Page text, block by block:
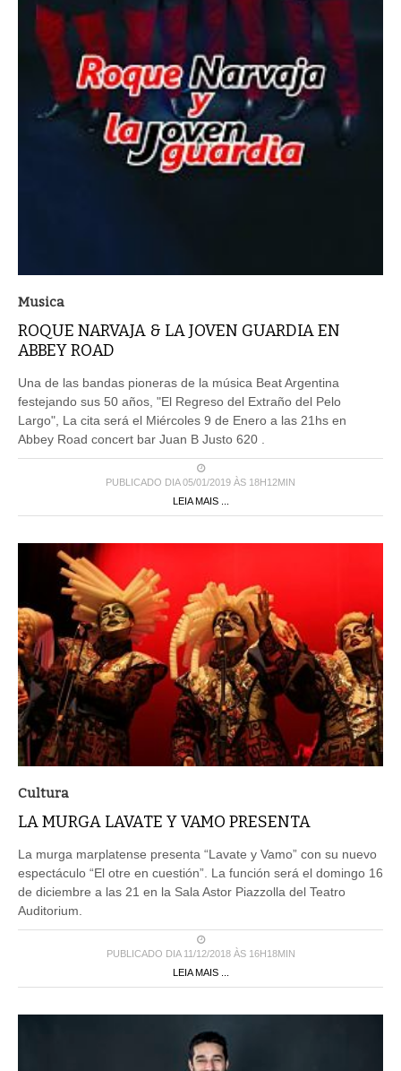
Musica
ROQUE NARVAJA & LA JOVEN GUARDIA EN
ABBEY ROAD
Una de las bandas pioneras de la música Beat Argentina
festejando sus 50 años, "El Regreso del Extraño del Pelo
Largo", La cita será el Miércoles 9 de Enero a las 21hs en
Abbey Road concert bar Juan B Justo 620 .
PUBLICADO DIA 05/01/2019 ÀS 18H12MIN
LEIA MAIS ...
Cultura
LA MURGA LAVATE Y VAMO PRESENTA
La murga marplatense presenta “Lavate y Vamo” con su nuevo
espectáculo “El otre en cuestión”. La función será el domingo 16
de diciembre a las 21 en la Sala Astor Piazzolla del Teatro
Auditorium.
PUBLICADO DIA 11/12/2018 ÀS 16H18MIN
LEIA MAIS ...